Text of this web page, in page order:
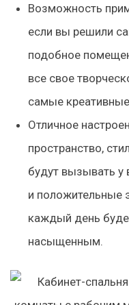
Возможность
если вы решили
подобное
все свое
самые
Отличное
пространство,
будут вызывать у
и положительные
каждый день
насыщенным.